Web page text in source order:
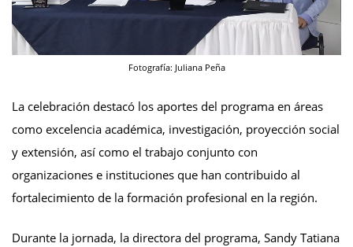
Fotografía: Juliana Peña
La celebración destacó los aportes del programa en áreas
como excelencia académica, investigación, proyección social
y extensión, así como el trabajo conjunto con
organizaciones e instituciones que han contribuido al
fortalecimiento de la formación profesional en la región.
Durante la jornada, la directora del programa, Sandy Tatiana